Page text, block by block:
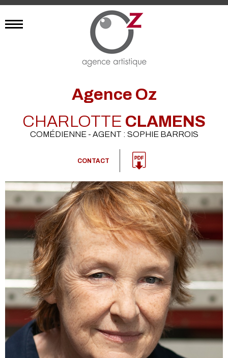
Agence Oz
CHARLOTTE CLAMENS
COMÉDIENNE - AGENT : SOPHIE BARROIS
CONTACT